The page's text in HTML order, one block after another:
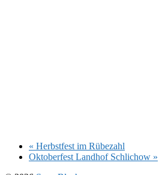
« Herbstfest im Rübezahl
Oktoberfest Landhof Schlichow »